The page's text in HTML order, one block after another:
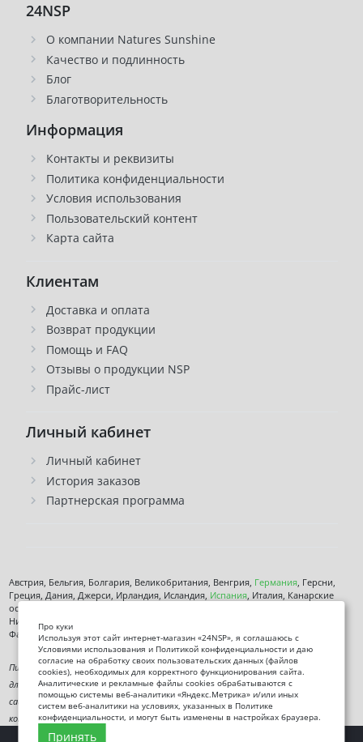
24NSP
О компании Natures Sunshine
Качество и подлинность
Блог
Благотворительность
Информация
Контакты и реквизиты
Политика конфиденциальности
Условия использования
Пользовательский контент
Карта сайта
Клиентам
Доставка и оплата
Возврат продукции
Помощь и FAQ
Отзывы о продукции NSP
Прайс-лист
Личный кабинет
Личный кабинет
История заказов
Партнерская программа
Австрия, Бельгия, Болгария, Великобритания, Венгрия, Германия, Герсни,
Греция, Дания, Джерси, Ирландия, Исландия, Испания, Италия, Канарские
острова, Кипр, Латвия, Литва, Лихтенштейн, Люксембург, Мальта, Монако,
Нидерланды, Норвегия,
Фарерские острова, Финляндия,
, Хорватия,
Пищевая добавка. Не является лекарственным средством. Не предназначена
для диагностики, лечения или предотвращения заболеваний. Информация на
сайте представлена исключительно в ознакомительных целях и не заменяет
консультацию специалиста.
Про куки
Используя этот сайт интернет-магазин «24NSP», я соглашаюсь с
Условиями использования и Политикой конфиденциальности и даю
согласие на обработку своих пользовательских данных (файлов
cookies), необходимых для корректного функционирования сайта.
Аналитические и рекламные файлы cookies обрабатываются с
помощью системы веб-аналитики «Яндекс.Метрика» и/или иных
систем веб-аналитики на условиях, указанных в Политике
конфиденциальности, и могут быть изменены в настройках браузера.
Принять